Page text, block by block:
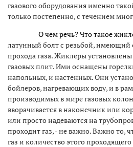
газового оборудования именно
только постепенно, с течением
О чём речь? Что такое
латунный болт с резьбой, имеющий
прохода газа. Жиклеры
газовых плит. Ими оснащены
напольных, и настенных. Они
бойлеров, нагревающих воду, и в
производимых в мире газовых
вворачивается в наконечник или
или просто надеваются на
проходит газ, - не важно. Важно то,
газ и количество этого